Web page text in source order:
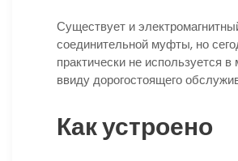
Существует и
соединительной муфты, но
практически не используется
ввиду дорогостоящего
Как устроено